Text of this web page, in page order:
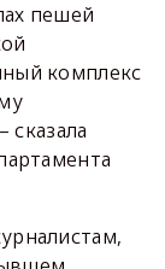
пешей
комплекс
сказала